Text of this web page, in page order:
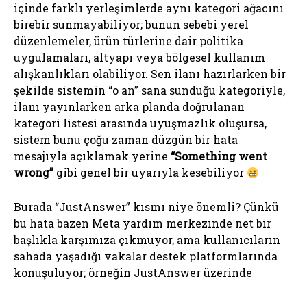
içinde farklı yerleşimlerde aynı kategori ağacını
birebir sunmayabiliyor; bunun sebebi yerel
düzenlemeler, ürün türlerine dair politika
uygulamaları, altyapı veya bölgesel kullanım
alışkanlıkları olabiliyor. Sen ilanı hazırlarken bir
şekilde sistemin “o an” sana sunduğu kategoriyle,
ilanı yayınlarken arka planda doğrulanan
kategori listesi arasında uyuşmazlık oluşursa,
sistem bunu çoğu zaman düzgün bir hata
mesajıyla açıklamak yerine “Something went
wrong” gibi genel bir uyarıyla kesebiliyor
Burada “JustAnswer” kısmı niye önemli? Çünkü
bu hata bazen Meta yardım merkezinde net bir
başlıkla karşımıza çıkmuyor, ama kullanıcıların
sahada yaşadığı vakalar destek platformlarında
konuşuluyor; örneğin JustAnswer üzerinde